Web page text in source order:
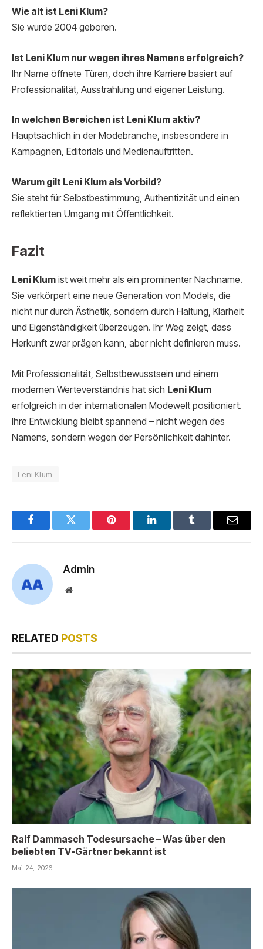
Wie alt ist Leni Klum?
Sie wurde 2004 geboren.
Ist Leni Klum nur wegen ihres Namens erfolgreich?
Ihr Name öffnete Türen, doch ihre Karriere basiert auf
Professionalität, Ausstrahlung und eigener Leistung.
In welchen Bereichen ist Leni Klum aktiv?
Hauptsächlich in der Modebranche, insbesondere in
Kampagnen, Editorials und Medienauftritten.
Warum gilt Leni Klum als Vorbild?
Sie steht für Selbstbestimmung, Authentizität und einen
reflektierten Umgang mit Öffentlichkeit.
Fazit
Leni Klum ist weit mehr als ein prominenter Nachname.
Sie verkörpert eine neue Generation von Models, die
nicht nur durch Ästhetik, sondern durch Haltung, Klarheit
und Eigenständigkeit überzeugen. Ihr Weg zeigt, dass
Herkunft zwar prägen kann, aber nicht definieren muss.
Mit Professionalität, Selbstbewusstsein und einem
modernen Werteverständnis hat sich Leni Klum
erfolgreich in der internationalen Modewelt positioniert.
Ihre Entwicklung bleibt spannend – nicht wegen des
Namens, sondern wegen der Persönlichkeit dahinter.
Leni Klum
FacebookTwitter Pinterest LinkedInTumblr Email
Admin
Website
RELATED POSTS
Ralf Dammasch Todesursache – Was über den
beliebten TV-Gärtner bekannt ist
Mai 24, 2026